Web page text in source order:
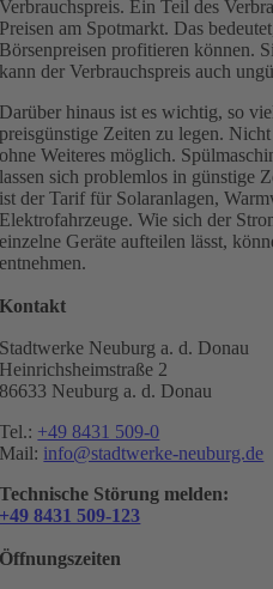
Verbrauchspreis. Ein Teil des
Preisen am Spotmarkt. Das
Börsenpreisen profitieren können.
kann der Verbrauchspreis auch
Darüber hinaus ist es wichtig, so
preisgünstige Zeiten zu legen.
ohne Weiteres möglich.
lassen sich problemlos in günstige
ist der Tarif für Solaranlagen,
Elektrofahrzeuge. Wie sich der
einzelne Geräte aufteilen lässt,
entnehmen.
Kontakt
Stadtwerke Neuburg a. d. Donau
Heinrichsheimstraße 2
86633 Neuburg a. d. Donau
Tel.: +49 8431 509-0
Mail: info@stadtwerke-neuburg.de
Technische Störung melden:
+49 8431 509-123
Öffnungszeiten